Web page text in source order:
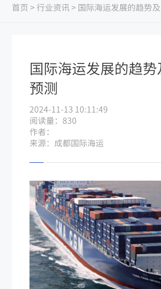
首页 > 行业资讯> 国际海运发展的趋势
国际海运发展的趋
预测
2024-11-13 10:11:49
阅读量：830
作者：
来源：成都国际海运